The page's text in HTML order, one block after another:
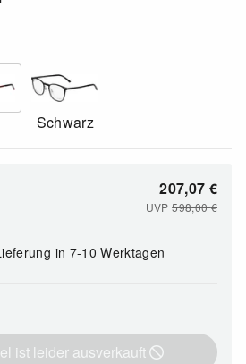
Schwarz
207,07 €
UVP598,00€
in 7-10 Werktagen
ist leider ausverkauft